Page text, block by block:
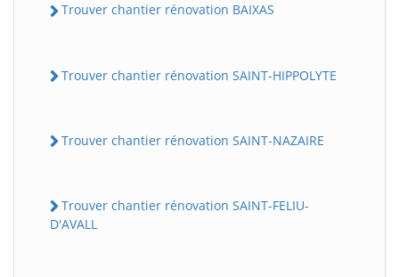
Trouver chantier rénovation BAIXAS
Trouver chantier rénovation SAINT-HIPPOLYTE
Trouver chantier rénovation SAINT-NAZAIRE
Trouver chantier rénovation SAINT-FELIU-
D'AVALL